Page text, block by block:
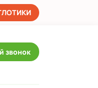
звонок